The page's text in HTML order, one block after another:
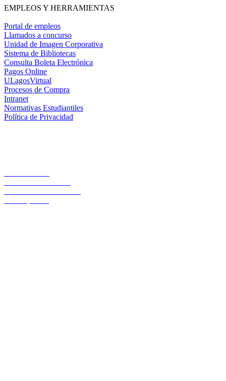
EMPLEOS Y HERRAMIENTAS
Portal de empleos
Llamados a concurso
Unidad de Imagen Corporativa
Sistema de Bibliotecas
Consulta Boleta Electrónica
Pagos Online
ULagosVirtual
Procesos de Compra
Intranet
Normativas Estudiantiles
Política de Privacidad